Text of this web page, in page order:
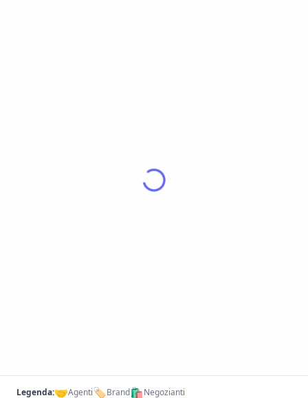
Legenda:🤝Agenti🏷️Brand🛍️Negozianti